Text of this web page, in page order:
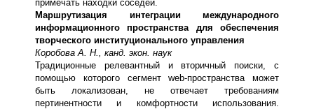
примечать находки соседей.
Маршрутизация интеграции международного
информационного пространства для обеспечения
творческого институционального управления
Коробова А. Н., канд. экон. наук
Традиционные релевантный и вторичный поиски, с
помощью которого сегмент web-пространства может
быть локализован, не отвечает требованиям
пертинентности и комфортности использования.